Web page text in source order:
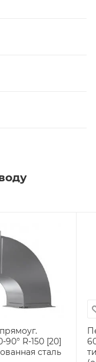
90° R-150 [20]
сталь